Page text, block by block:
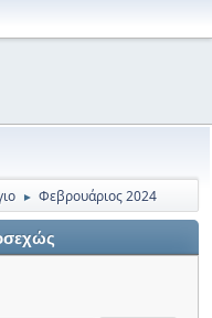
► Φεβρουάριος 2024